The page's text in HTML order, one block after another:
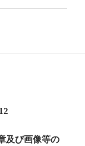
及び画像等の